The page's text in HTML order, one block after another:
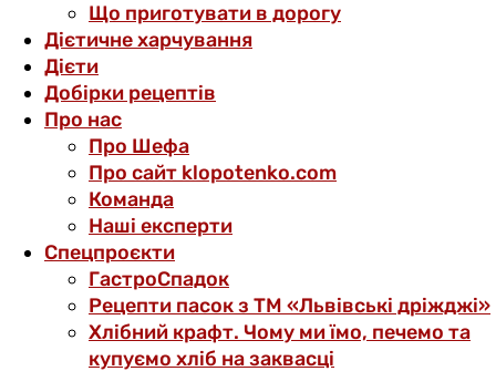
Що приготувати в дорогу
Дієтичне харчування
Дієти
Добірки рецептів
Про нас
Про Шефа
Про сайт klopotenko.com
Команда
Наші експерти
Спецпроєкти
ГастроСпадок
Рецепти пасок з ТМ «Львівські дріжджі»
Хлібний крафт. Чому ми їмо, печемо та
купуємо хліб на заквасці